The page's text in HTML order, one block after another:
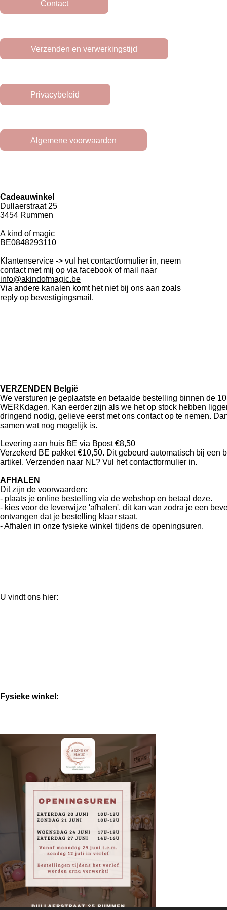
Contact
Verzenden en verwerkingstijd
Privacybeleid
Algemene voorwaarden
Cadeauwinkel
Dullaerstraat 25
3454 Rummen
A kind of magic
BE0848293110
Klantenservice -> vul het contactformulier in, neem
contact met mij op via facebook of mail naar
info@akindofmagic.be
Via andere kanalen komt het niet bij ons aan zoals
reply op bevestigingsmail.
VERZENDEN België
We versturen je geplaatste en betaalde bestelling binnen de
WERKdagen. Kan eerder zijn als we het op stock hebben
dringend nodig, gelieve eerst met ons contact op te nemen.
samen wat nog mogelijk is.
Levering aan huis BE via Bpost €8,50
Verzekerd BE pakket €10,50. Dit gebeurd automatisch bij een
artikel. Verzenden naar NL? Vul het contactformulier in.
AFHALEN
Dit zijn de voorwaarden:
- plaats je online bestelling via de webshop en betaal deze.
- kies voor de leverwijze 'afhalen', dit kan van zodra je een
ontvangen dat je bestelling klaar staat.
- Afhalen in onze fysieke winkel tijdens de openingsuren.
U vindt ons hier:
Fysieke winkel: